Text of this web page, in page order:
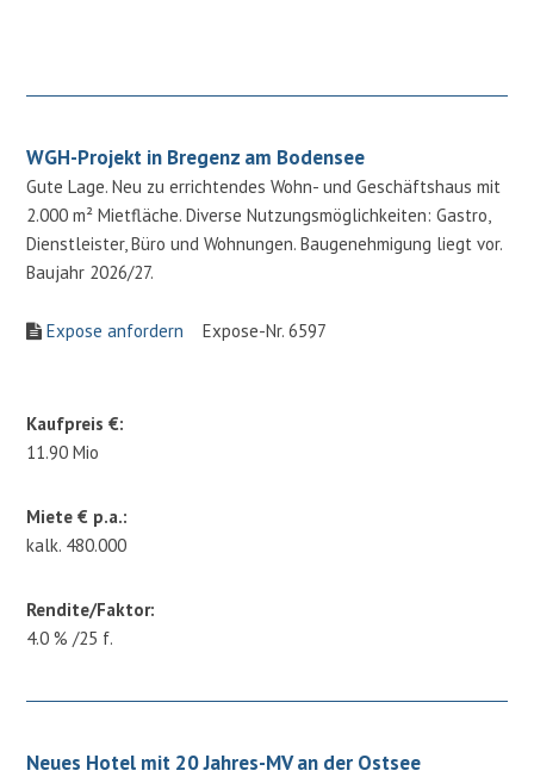
WGH-Projekt in Bregenz am Bodensee
Gute Lage. Neu zu errichtendes Wohn- und Geschäftshaus mit
2.000 m² Mietfläche. Diverse Nutzungsmöglichkeiten: Gastro,
Dienstleister, Büro und Wohnungen. Baugenehmigung liegt vor.
Baujahr 2026/27.
Expose anfordern Expose-Nr. 6597
Kaufpreis €:
11.90 Mio
Miete € p.a.:
kalk. 480.000
Rendite/Faktor:
4.0 % /25 f.
Neues Hotel mit 20 Jahres-MV an der Ostsee